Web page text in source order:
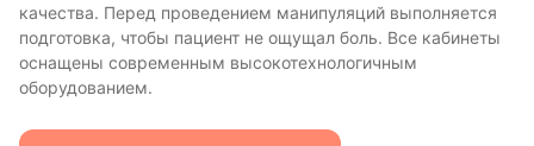
качества. Перед проведением манипуляций выполняется
подготовка, чтобы пациент не ощущал боль. Все кабинеты
оснащены современным высокотехнологичным
оборудованием.